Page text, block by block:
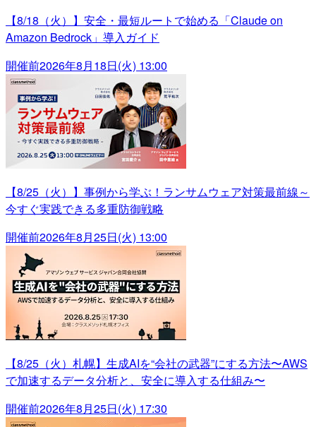
【8/18（火）】安全・最短ルートで始める「Claude on
Amazon Bedrock」導入ガイド
開催前2026年8月18日(火) 13:00
【8/25（火）】事例から学ぶ！ランサムウェア対策最前線～
今すぐ実践できる多重防御戦略
開催前2026年8月25日(火) 13:00
【8/25（火）札幌】生成AIを“会社の武器”にする方法〜AWS
で加速するデータ分析と、安全に導入する仕組み〜
開催前2026年8月25日(火) 17:30